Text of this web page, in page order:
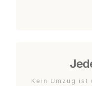
Kein Umzug ist